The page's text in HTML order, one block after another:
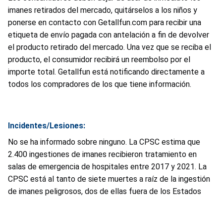
imanes retirados del mercado, quitárselos a los niños y
ponerse en contacto con Getallfun.com para recibir una
etiqueta de envío pagada con antelación a fin de devolver
el producto retirado del mercado. Una vez que se reciba el
producto, el consumidor recibirá un reembolso por el
importe total. Getallfun está notificando directamente a
todos los compradores de los que tiene información.
Incidentes/Lesiones:
No se ha informado sobre ninguno. La CPSC estima que
2.400 ingestiones de imanes recibieron tratamiento en
salas de emergencia de hospitales entre 2017 y 2021. La
CPSC está al tanto de siete muertes a raíz de la ingestión
de imanes peligrosos, dos de ellas fuera de los Estados